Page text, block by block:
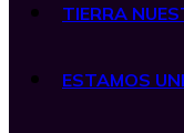
TIERRA
ESTAMOS